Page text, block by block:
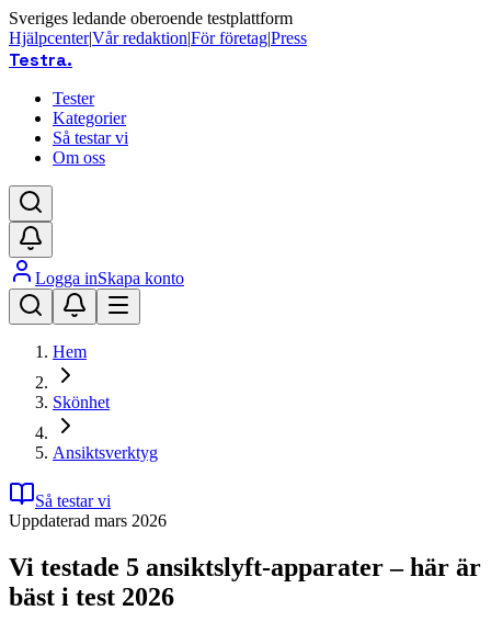
Sveriges ledande oberoende testplattform
Hjälpcenter|Vår redaktion|För företag|Press
Testra.
Tester
Kategorier
Så testar vi
Om oss
Logga inSkapa konto
Hem
Skönhet
Ansiktsverktyg
Så testar vi
Uppdaterad mars 2026
Vi testade 5 ansiktslyft-apparater – här är
bäst i test 2026